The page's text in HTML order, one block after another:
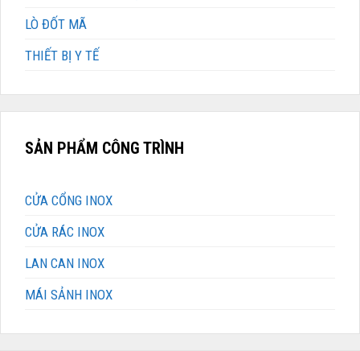
LÒ ĐỐT MÃ
THIẾT BỊ Y TẾ
SẢN PHẨM CÔNG TRÌNH
CỬA CỔNG INOX
CỬA RÁC INOX
LAN CAN INOX
MÁI SẢNH INOX